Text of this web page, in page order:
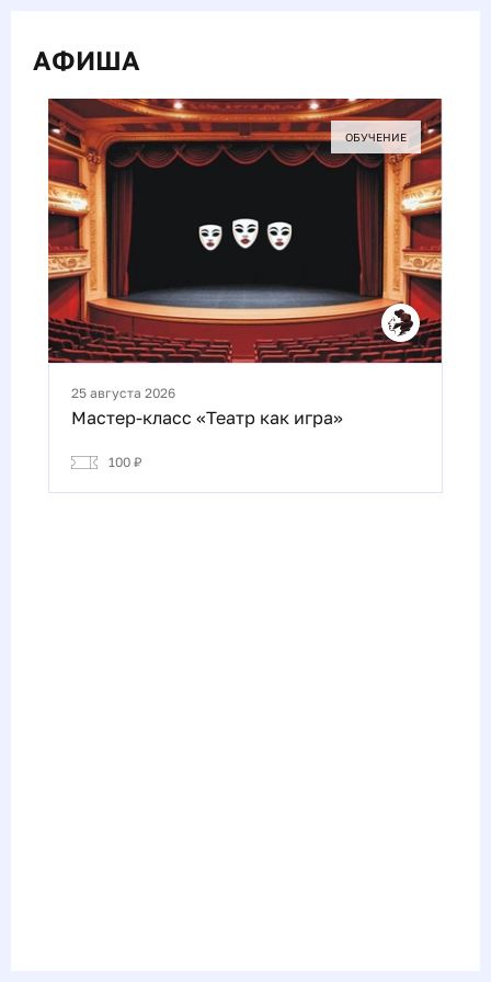
АФИША
ОБУЧЕНИЕ
25 августа 2026
Мастер-класс «Театр как игра»
100 ₽